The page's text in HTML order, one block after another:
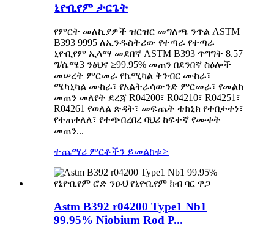
ኒዮቢየም ታርጌት
የምርት መለኪያዎች ዝርዝር መግለጫ ንጥል ASTM
B393 9995 ለኢንዱስትሪው የተጣራ የተጣራ
ኒዮቢየም ኢላማ መደበኛ ASTM B393 ጥግግት 8.57
ግ/ሴሜ3 ንፅህና ≥99.95% መጠን በደንበኛ ስዕሎች
መሠረት ምርመራ የኬሚካል ቅንብር ሙከራ፣
ሜካኒካል ሙከራ፣ የአልትራሳውንድ ምርመራ፣ የመልክ
መጠን መለየት ደረጃ R04200፣ R04210፣ R04251፣
R04261 የወለል ጽዳት፣ መፍጨት ቴክኒክ የተበታተነ፣
የተጠቀለለ፣ የተጭበረበረ ባህሪ ከፍተኛ የሙቀት
መጠን...
ተጨማሪ ምርቶችን ይመልከቱ>
Astm B392 r04200 Type1 Nb1
99.95% Niobium Rod P...